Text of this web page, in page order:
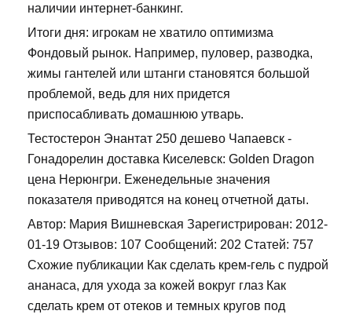
наличии интернет-банкинг.
Итоги дня: игрокам не хватило оптимизма
Фондовый рынок. Например, пуловер, разводка,
жимы гантелей или штанги становятся большой
проблемой, ведь для них придется
приспосабливать домашнюю утварь.
Тестостерон Энантат 250 дешево Чапаевск -
Гонадорелин доставка Киселевск: Golden Dragon
цена Нерюнгри. Еженедельные значения
показателя приводятся на конец отчетной даты.
Автор: Мария Вишневская Зарегистрирован: 2012-
01-19 Отзывов: 107 Сообщений: 202 Статей: 757
Схожие публикации Как сделать крем-гель с пудрой
ананаса, для ухода за кожей вокруг глаз Как
сделать крем от отеков и темных кругов под